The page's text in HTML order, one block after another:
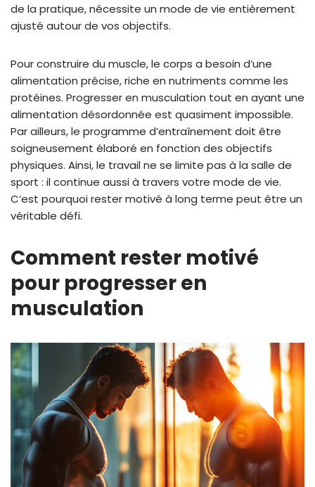
de la pratique, nécessite un mode de vie entièrement
ajusté autour de vos objectifs.
Pour construire du muscle, le corps a besoin d’une
alimentation précise, riche en nutriments comme les
protéines. Progresser en musculation tout en ayant une
alimentation désordonnée est quasiment impossible.
Par ailleurs, le programme d’entraînement doit être
soigneusement élaboré en fonction des objectifs
physiques. Ainsi, le travail ne se limite pas à la salle de
sport : il continue aussi à travers votre mode de vie.
C’est pourquoi rester motivé à long terme peut être un
véritable défi.
Comment rester motivé
pour progresser en
musculation